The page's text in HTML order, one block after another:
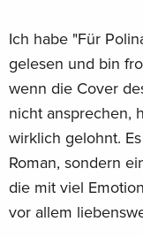
Ich habe "Für
gelesen und bin
wenn die Cover
nicht ansprechen,
wirklich gelohnt.
Roman, sondern
die mit viel
vor allem